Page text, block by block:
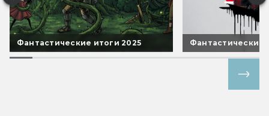
Фантастические итоги 2025 Фантастические